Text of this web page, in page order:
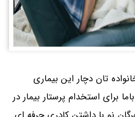
تان دچار این بیماری
برای استخدام پرستار بیمار در